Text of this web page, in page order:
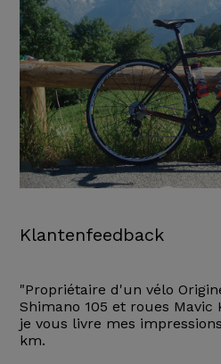
Klantenfeedback
"Propriétaire d'un vélo
Shimano 105 et roues
je vous livre mes
km.